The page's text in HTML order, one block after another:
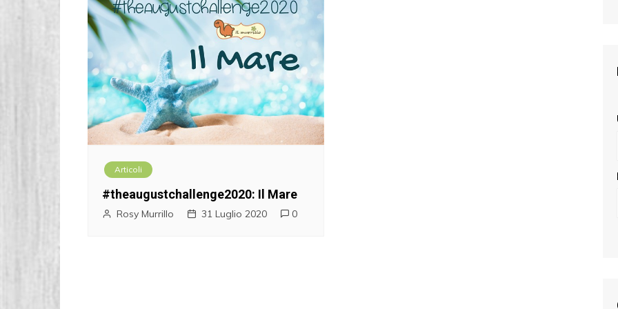
Articoli
#theaugustchallenge2020: Il Mare
Rosy Murrillo 31 Luglio 2020 0